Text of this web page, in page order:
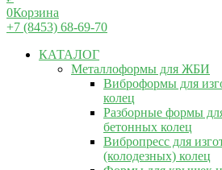
0Корзина
+7 (8453) 68-69-70
КАТАЛОГ
Металлоформы для ЖБИ
Виброформы для
колец
Разборные формы
бетонных колец
Вибропресс для
(колодезных) колец